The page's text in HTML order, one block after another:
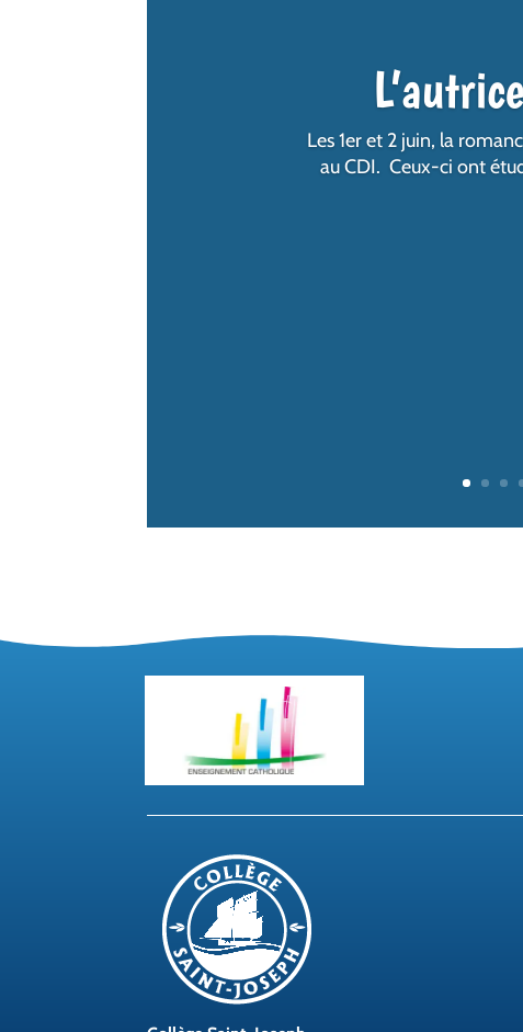
Les 1er et 2 juin, la
au CDI. Ceux-ci ont